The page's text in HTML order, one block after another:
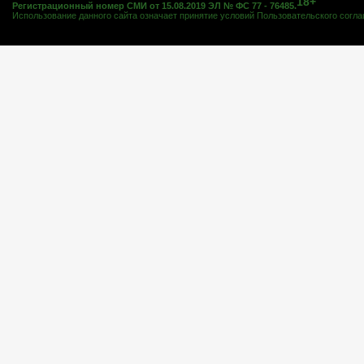
Регистрационный номер СМИ от 15.08.2019 ЭЛ № ФС 77 - 76485.
Использование данного сайта означает принятие условий Пользовательского